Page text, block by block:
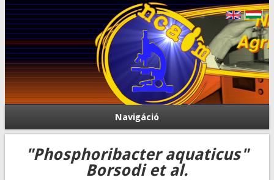
Navigáció
"Phosphoribacter aquaticus"
Borsodi et al.